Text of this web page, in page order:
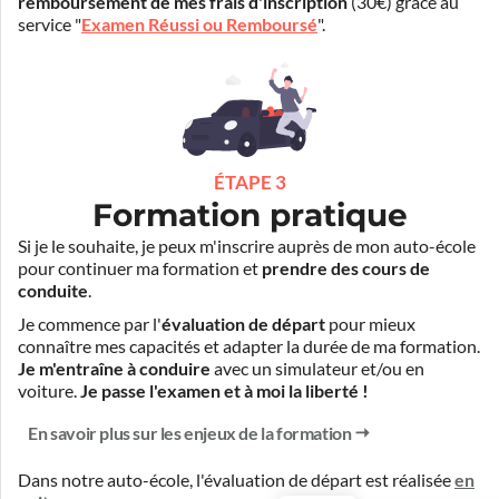
service "Examen Réussi ou Remboursé".
ÉTAPE 3
Formation pratique
Si je le souhaite, je peux m'inscrire auprès de mon auto-école
pour continuer ma formation et prendre des cours de
conduite.
Je commence par l'évaluation de départ pour mieux
connaître mes capacités et adapter la durée de ma formation.
Je m'entraîne à conduire avec un simulateur et/ou en
voiture.Je passe l'examen et à moi la liberté !
En savoir plus sur les enjeux de la formation
Dans notre auto-école, l'évaluation de départ est réaliséeen